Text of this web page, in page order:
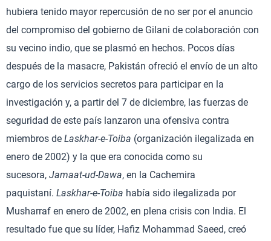
hubiera tenido mayor repercusión de no ser por el anuncio
del compromiso del gobierno de Gilani de colaboración con
su vecino indio, que se plasmó en hechos. Pocos días
después de la masacre, Pakistán ofreció el envío de un alto
cargo de los servicios secretos para participar en la
investigación y, a partir del 7 de diciembre, las fuerzas de
seguridad de este país lanzaron una ofensiva contra
miembros de Laskhar-e-Toiba (organización ilegalizada en
enero de 2002) y la que era conocida como su
sucesora, Jamaat-ud-Dawa, en la Cachemira
paquistaní. Laskhar-e-Toiba había sido ilegalizada por
Musharraf en enero de 2002, en plena crisis con India. El
resultado fue que su líder, Hafiz Mohammad Saeed, creó